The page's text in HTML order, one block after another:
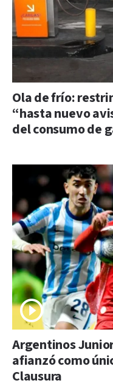
Ola de frío:
“hasta nuevo
del consumo de
Argentinos
afianzó como
Clausura